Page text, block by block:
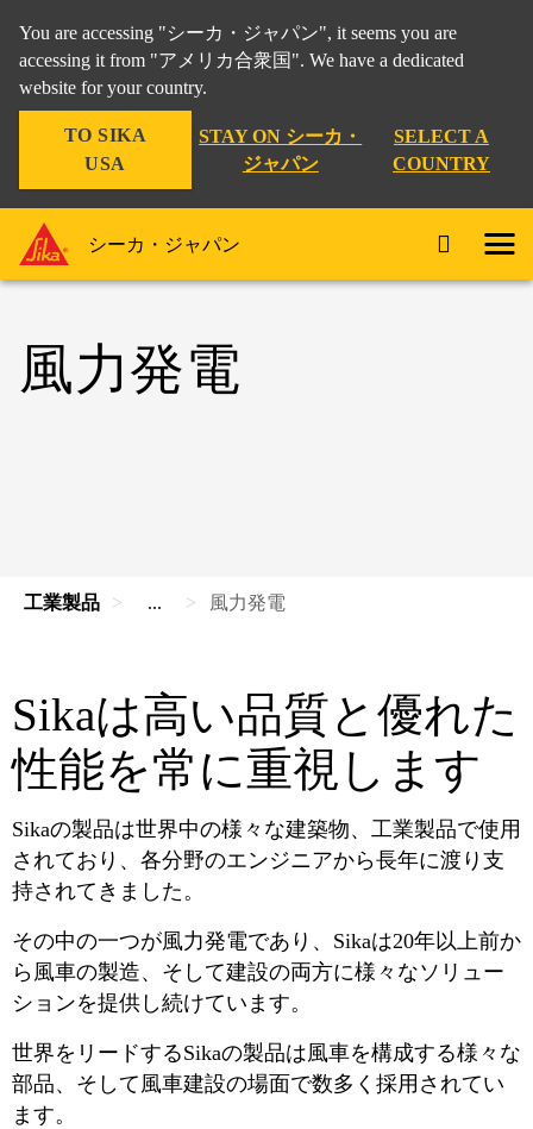
You are accessing "シーカ・ジャパン", it seems you are
accessing it from "アメリカ合衆国". We have a dedicated
website for your country.
TO SIKA
USA
STAY ON シーカ・
ジャパン
SELECT A
COUNTRY
シーカ・ジャパン
風力発電
工業製品 ... 風力発電
Sikaは高い品質と優れた
性能を常に重視します
Sikaの製品は世界中の様々な建築物、工業製品で使用
されており、各分野のエンジニアから長年に渡り支
持されてきました。
その中の一つが風力発電であり、Sikaは20年以上前か
ら風車の製造、そして建設の両方に様々なソリュー
ションを提供し続けています。
世界をリードするSikaの製品は風車を構成する様々な
部品、そして風車建設の場面で数多く採用されてい
ます。